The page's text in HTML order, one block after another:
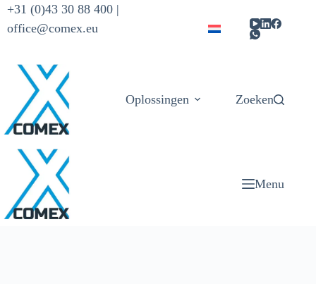
+31 (0)43 30 88 400 |
office@comex.eu
Oplossingen Producten
Zoeken
Menu